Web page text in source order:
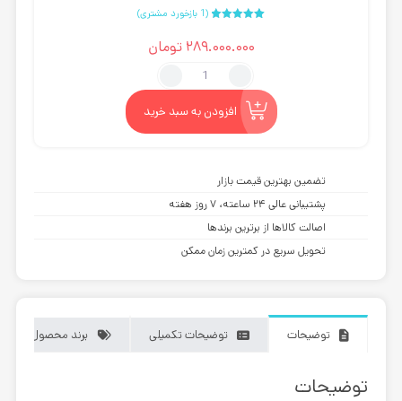
درامتیازدهی
(
1 بازخورد مشتری)
289.000.000 تومان
ثابت
باشگاهی
SEG
UG-
7001
افزودن به سبد خرید
تضمین بهترین قیمت بازار
پشتیبانی عالی ۲۴ ساعته، ۷ روز هفته
اصالت کالاها از برترین برندها
تحویل سریع در کمترین زمان ممکن
توضیحات توضیحات تکمیلی برند محصول
توضیحات